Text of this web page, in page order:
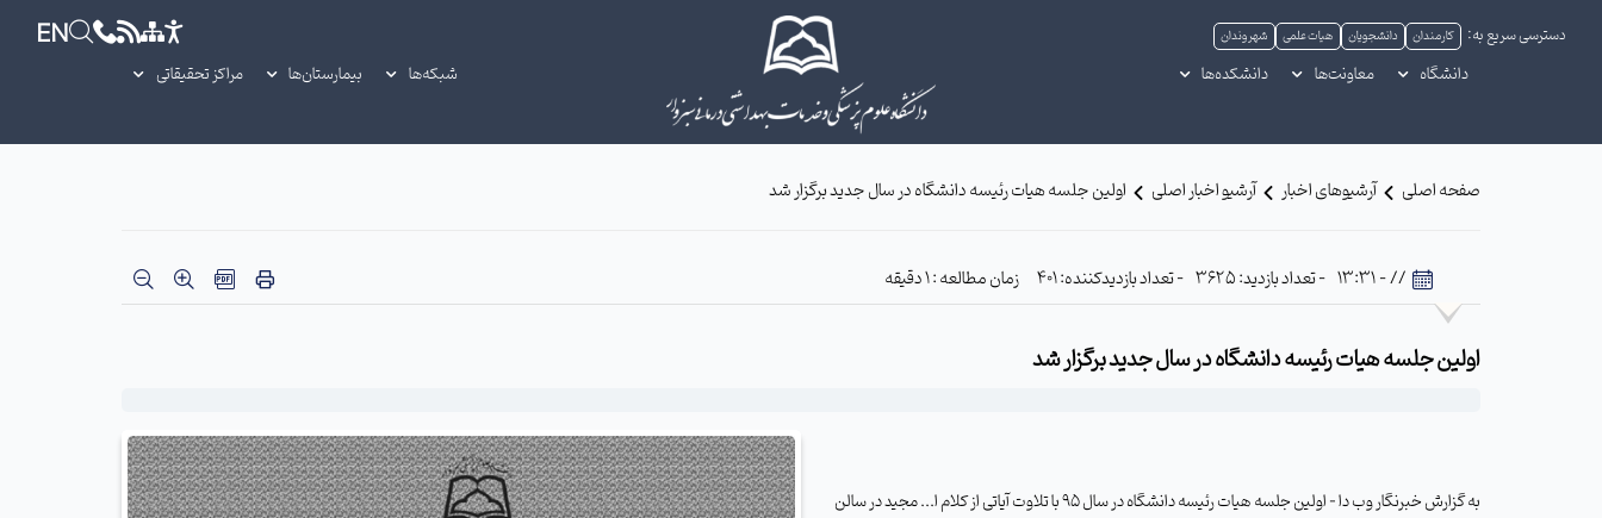
دسترسی سریع به: کارمندان دانشجویان هیات علمی شهروندان EN
دانشگاه معاونت‌ها دانشکده‌ها شبکه‌ها بیمارستان‌ها مراکز تحقیقاتی
صفحه اصلی آرشیوهای اخبار آرشیو اخبار اصلی اولین جلسه هیات رئیسه دانشگاه در سال جدید برگزار شد
// - 13:31 - تعداد بازدید: 3625 - تعداد بازدیدکننده: 401 زمان مطالعه : 1 دقیقه
اولین جلسه هیات رئیسه دانشگاه در سال جدید برگزار شد
به گزارش خبرنگار وب دا - اولین جلسه هیات رئیسه دانشگاه در سال 95 با تلاوت آیاتی از کلام ا... مجید در سالن